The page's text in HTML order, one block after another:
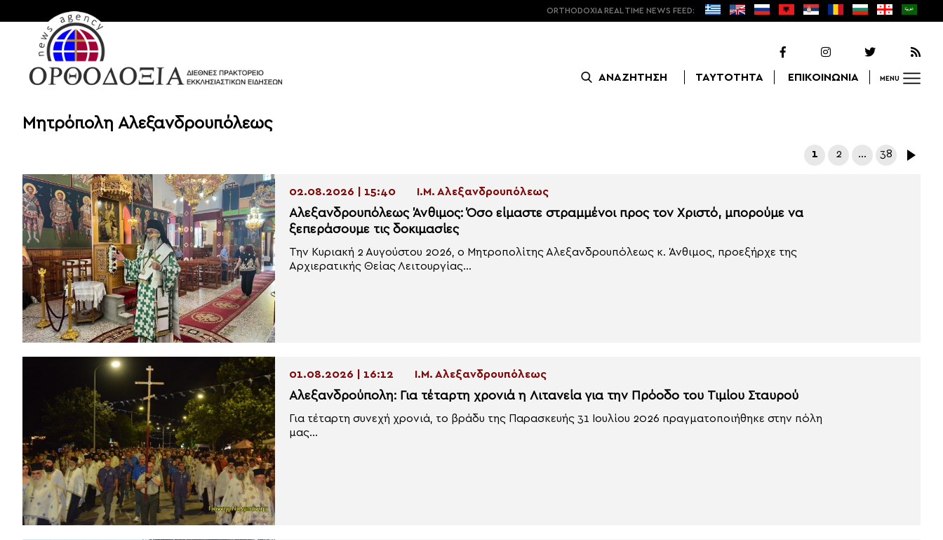
ORTHODOXIA REAL TIME NEWS FEED:
ΑΝΑΖΗΤΗΣΗ ΤΑΥΤΟΤΗΤΑ ΕΠΙΚΟΙΝΩΝΙΑ MENU
Μητρόπολη Αλεξανδρουπόλεως
1 2 … 38
02.08.2026 | 15:40 Ι.Μ. Αλεξανδρουπόλεως
Αλεξανδρουπόλεως Άνθιμος: Όσο είμαστε στραμμένοι προς τον Χριστό, μπορούμε να
ξεπεράσουμε τις δοκιμασίες
Την Κυριακή 2 Αυγούστου 2026, ο Μητροπολίτης Αλεξανδρουπόλεως κ. Άνθιμος, προεξήρχε της
Αρχιερατικής Θείας Λειτουργίας...
01.08.2026 | 16:12 Ι.Μ. Αλεξανδρουπόλεως
Αλεξανδρούπολη: Για τέταρτη χρονιά η Λιτανεία για την Πρόοδο του Τιμίου Σταυρού
Για τέταρτη συνεχή χρονιά, το βράδυ της Παρασκευής 31 Ιουλίου 2026 πραγματοποιήθηκε στην πόλη
μας...